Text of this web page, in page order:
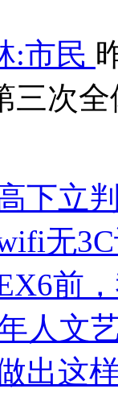
:市民
三次
下立
无
前
年人文
出这